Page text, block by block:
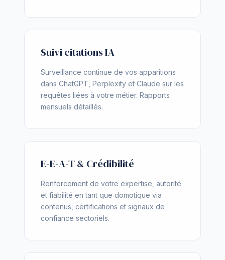
Suivi citations IA
Surveillance continue de vos apparitions
dans ChatGPT, Perplexity et Claude sur les
requêtes liées à votre métier. Rapports
mensuels détaillés.
E-E-A-T & Crédibilité
Renforcement de votre expertise, autorité
et fiabilité en tant que domotique via
contenus, certifications et signaux de
confiance sectoriels.